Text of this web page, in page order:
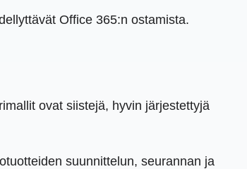
Office 365:n ostamista.
ovat siistejä, hyvin järjestettyjä
suunnittelun, seurannan ja